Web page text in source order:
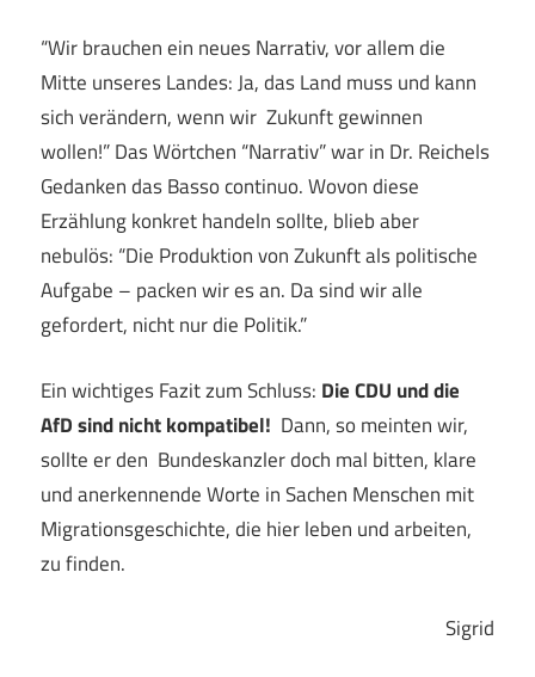
“Wir brauchen ein neues Narrativ, vor allem die
Mitte unseres Landes: Ja, das Land muss und kann
sich verändern, wenn wir Zukunft gewinnen
wollen!” Das Wörtchen “Narrativ” war in Dr. Reichels
Gedanken das Basso continuo. Wovon diese
Erzählung konkret handeln sollte, blieb aber
nebulös: “Die Produktion von Zukunft als politische
Aufgabe – packen wir es an. Da sind wir alle
gefordert, nicht nur die Politik.”
Ein wichtiges Fazit zum Schluss: Die CDU und die
AfD sind nicht kompatibel! Dann, so meinten wir,
sollte er den Bundeskanzler doch mal bitten, klare
und anerkennende Worte in Sachen Menschen mit
Migrationsgeschichte, die hier leben und arbeiten,
zu finden.
Sigrid